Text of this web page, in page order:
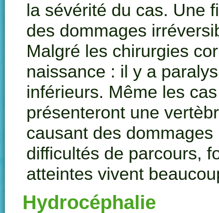
la sévérité du cas. Une
des dommages
Malgré les chirurgies
naissance : il y a
inférieurs. Même les
présenteront une
causant des
difficultés de parcours,
atteintes vivent
Hydrocéphalie